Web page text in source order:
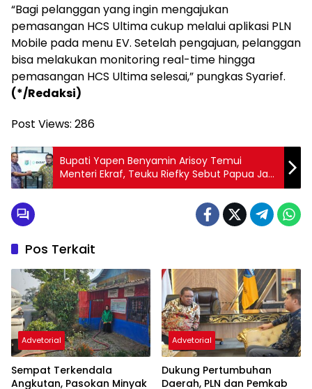
“Bagi pelanggan yang ingin mengajukan
pemasangan HCS Ultima cukup melalui aplikasi PLN
Mobile pada menu EV. Setelah pengajuan, pelanggan
bisa melakukan monitoring real-time hingga
pemasangan HCS Ultima selesai,” pungkas Syarief.
(*/Redaksi)
Post Views: 286
Bupati Yapen Benyamin Arisoy Temui
Menteri Ekraf, Teuku Riefky Sebut Papua Jadi
Prioritas Pengembangan Ekonomi Kreatif
Pos Terkait
Advetorial
Sempat Terkendala
Angkutan, Pasokan Minyak
Advetorial
Dukung Pertumbuhan
Daerah, PLN dan Pemkab